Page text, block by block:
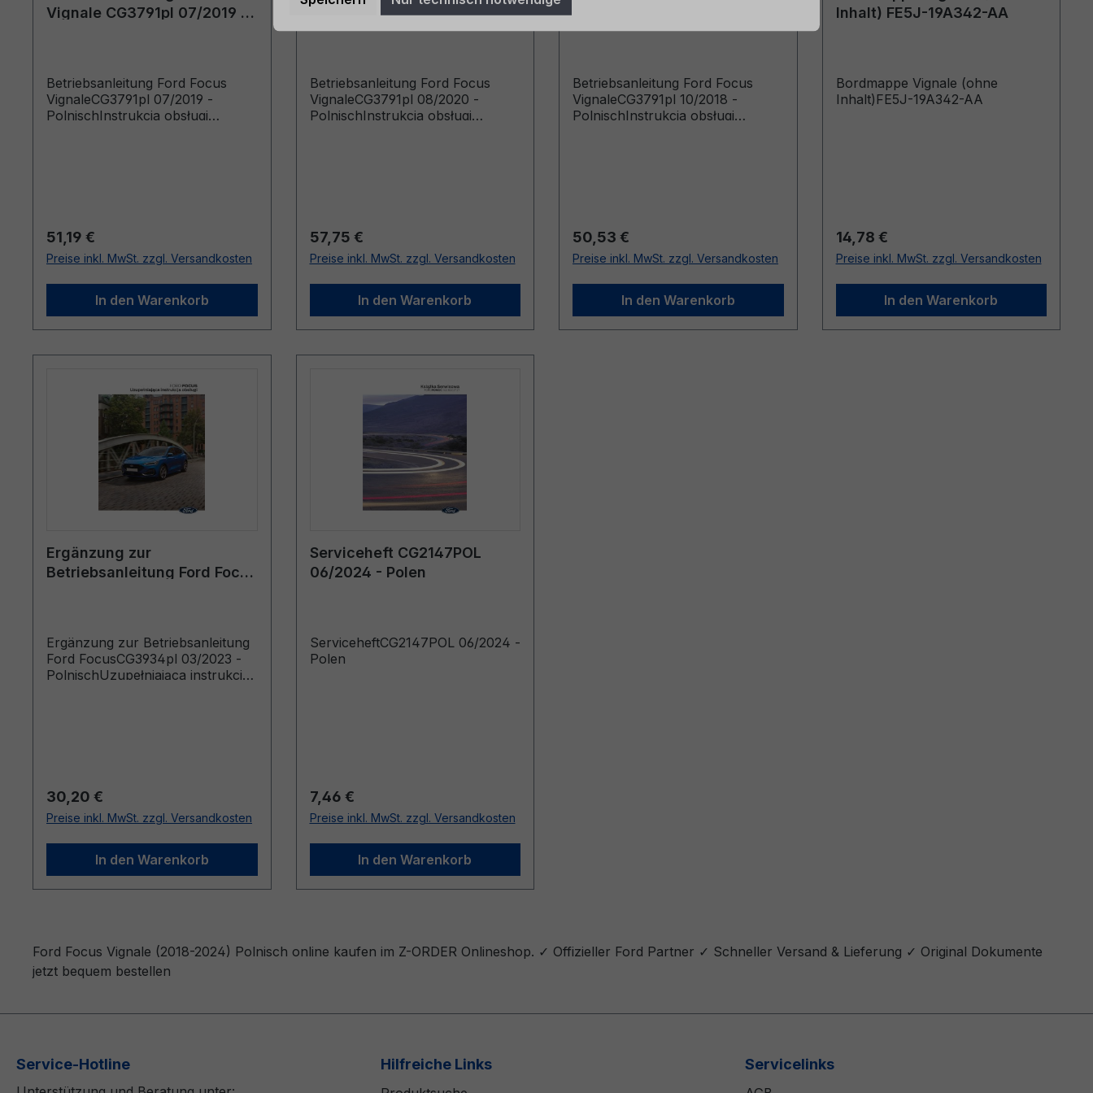
Vignale CG3791pl 07/2019 -
Betriebsanleitung Ford Focus
VignaleCG3791pl 07/2019 -
PolnischInstrukcja obsługi
Regulärer Preis:
51,19 €
Preise inkl. MwSt. zzgl. Versandkosten
In den Warenkorb
Vignale CG3791pl 08/2020 -
Polnisch
Betriebsanleitung Ford Focus
VignaleCG3791pl 08/2020 -
PolnischInstrukcja obsługi
Regulärer Preis:
57,75 €
Preise inkl. MwSt. zzgl. Versandkosten
In den Warenkorb
Polnisch
Betriebsanleitung Ford Focus
VignaleCG3791pl 10/2018 -
PolnischInstrukcja obsługi
Regulärer Preis:
50,53 €
Preise inkl. MwSt. zzgl. Versandkosten
In den Warenkorb
Inhalt) FE5J-19A342-AA
Bordmappe Vignale (ohne
Inhalt)FE5J-19A342-AA
Regulärer Preis:
14,78 €
Preise inkl. MwSt. zzgl. Versandkosten
In den Warenkorb
Ergänzung zur
Betriebsanleitung Ford Focus
Ergänzung zur Betriebsanleitung
Ford FocusCG3934pl 03/2023 -
PolnischUzupełniająca instrukcja
Regulärer Preis:
30,20 €
Preise inkl. MwSt. zzgl. Versandkosten
In den Warenkorb
Serviceheft CG2147POL
06/2024 - Polen
ServiceheftCG2147POL 06/2024 -
Polen
Regulärer Preis:
7,46 €
Preise inkl. MwSt. zzgl. Versandkosten
In den Warenkorb
Ford Focus Vignale (2018-2024) Polnisch online kaufen im Z-ORDER Onlineshop. ✓ Offizieller Ford Partner ✓ Schneller Versand & Lieferung ✓ Original Dokumente
jetzt bequem bestellen
Service-Hotline Hilfreiche Links Servicelinks